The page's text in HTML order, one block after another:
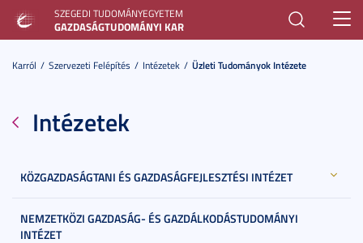
SZEGEDI TUDOMÁNYEGYETEM
GAZDASÁGTUDOMÁNYI KAR
Karról Szervezeti Felépítés Intézetek Üzleti Tudományok Intézete
Intézetek
KÖZGAZDASÁGTANI ÉS GAZDASÁGFEJLESZTÉSI INTÉZET
NEMZETKÖZI GAZDASÁG- ÉS GAZDÁLKODÁSTUDOMÁNYI
INTÉZET